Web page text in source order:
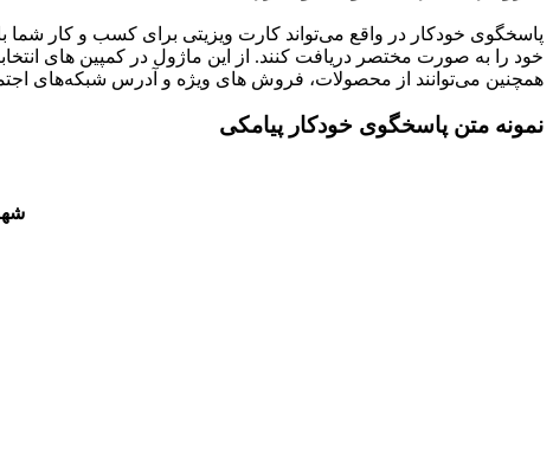
پاسخگوی خودکار در واقع می‌تواند کارت ویزیتی برای کسب و کار شما
خود را به صورت مختصر دریافت کنند. از این ماژول در کمپین های
همچنین می‌توانند از محصولات، فروش های ویژه و آدرس شبکه‌های
نمونه متن پاسخگوی خودکار پیامکی